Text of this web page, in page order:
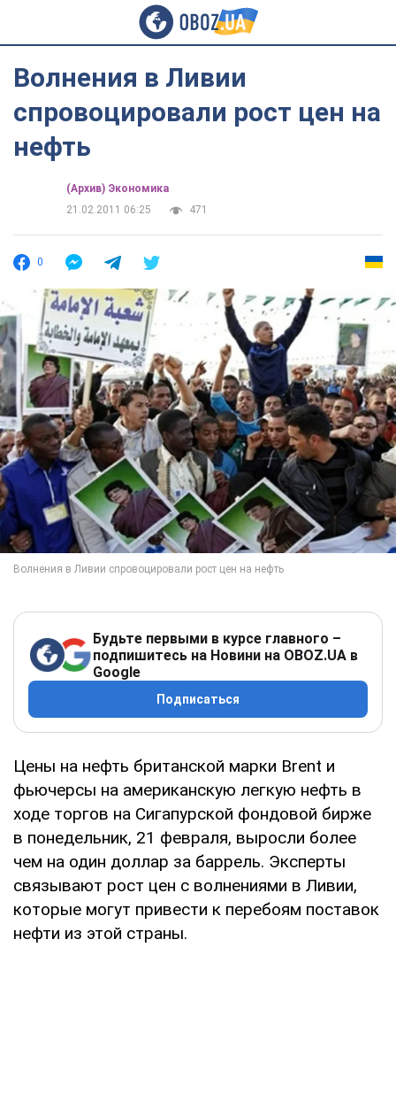
Волнения в Ливии
спровоцировали рост цен на
нефть
(Архив) Экономика
21.02.2011 06:25
471
0
Будьте первыми в курсе главного –
подпишитесь на Новини на OBOZ.UA в
Google
Подписаться
Цены на нефть британской марки Brent и
фьючерсы на американскую легкую нефть в
ходе торгов на Сигапурской фондовой бирже
в понедельник, 21 февраля, выросли более
чем на один доллар за баррель. Эксперты
связывают рост цен с волнениями в Ливии,
которые могут привести к перебоям поставок
нефти из этой страны.